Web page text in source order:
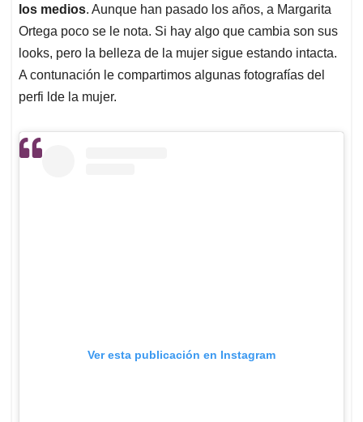
los medios. Aunque han pasado los años, a Margarita
Ortega poco se le nota. Si hay algo que cambia son sus
looks, pero la belleza de la mujer sigue estando intacta.
A contunación le compartimos algunas fotografías del
perfi lde la mujer.
Ver esta publicación en Instagram